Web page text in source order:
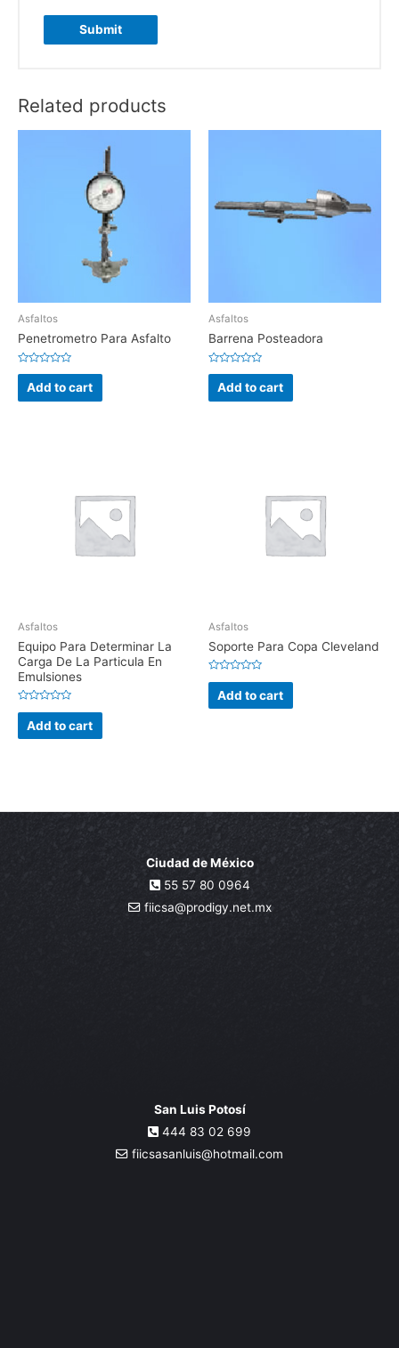
Related products
Asfaltos
Penetrometro Para Asfalto
Rated
out
of
Add to cart
Asfaltos
Barrena Posteadora
Rated
out
of
Add to cart
Asfaltos
Equipo Para Determinar La
Carga De La Particula En
Emulsiones
Rated
out
of
Add to cart
Asfaltos
Soporte Para Copa Cleveland
Rated
out
of
Add to cart
Ciudad de México
55 57 80 0964
fiicsa@prodigy.net.mx
San Luis Potosí
444 83 02 699
fiicsasanluis@hotmail.com